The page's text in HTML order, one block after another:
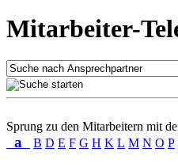
Mitarbeiter-
Sprung zu den Mitarbeitern mit
a B D E F G H K L M N O P